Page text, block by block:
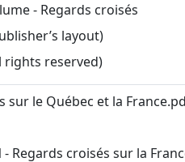
- Regards croisés
layout)
rights reserved)
sur le Québec et la
Regards croisés sur la